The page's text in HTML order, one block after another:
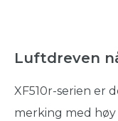
Luftdreven
XF510r-serien er
merking med